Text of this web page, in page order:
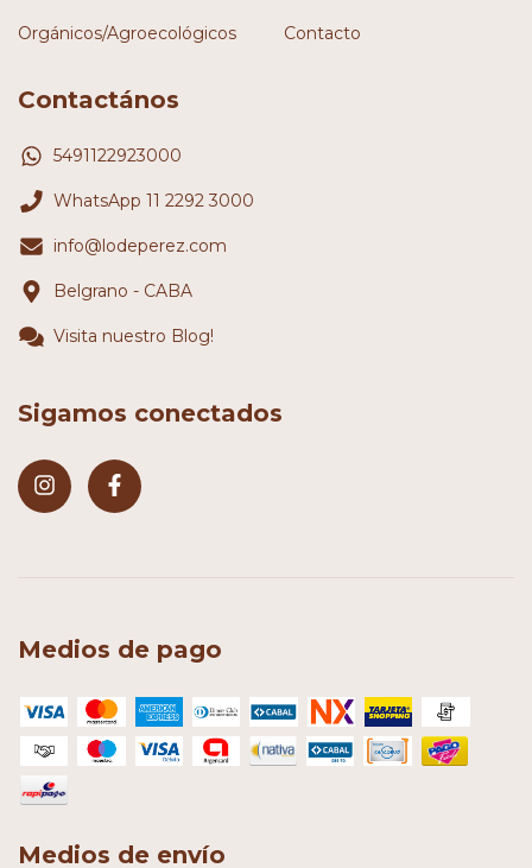
Orgánicos/Agroecológicos Contacto
Contactános
5491122923000
WhatsApp 11 2292 3000
info@lodeperez.com
Belgrano - CABA
Visita nuestro Blog!
Sigamos conectados
Medios de pago
Medios de envío